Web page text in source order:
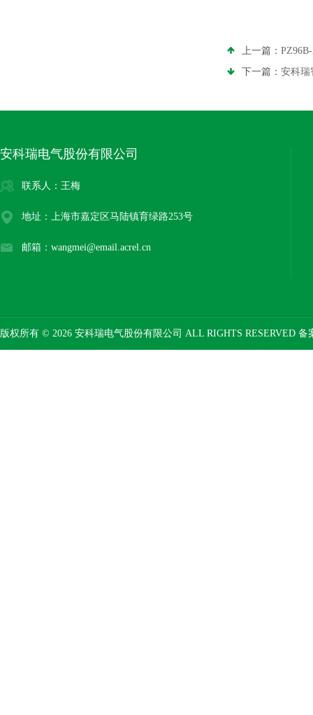
上一篇：
下一篇： 安科瑞
安科瑞电气股份有限公司
联系人：王梅
地址：上海市嘉定区马陆镇育绿路253号
邮箱：wangmei@email.acrel.cn
版权所有 © 2026 安科瑞电气股份有限公司 ALL RIGHTS RESERVED 备